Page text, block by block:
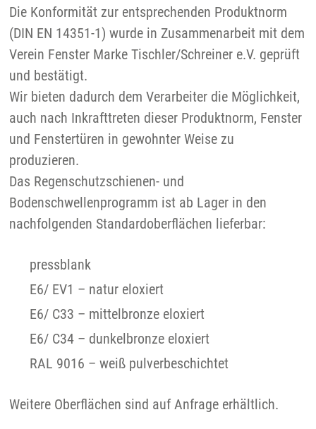
Die Konformität zur entsprechenden Produktnorm
(DIN EN 14351-1) wurde in Zusammenarbeit mit dem
Verein Fenster Marke Tischler/Schreiner e.V. geprüft
und bestätigt.
Wir bieten dadurch dem Verarbeiter die Möglichkeit,
auch nach Inkrafttreten dieser Produktnorm, Fenster
und Fenstertüren in gewohnter Weise zu
produzieren.
Das Regenschutzschienen- und
Bodenschwellenprogramm ist ab Lager in den
nachfolgenden Standardoberflächen lieferbar:
pressblank
E6/ EV1 – natur eloxiert
E6/ C33 – mittelbronze eloxiert
E6/ C34 – dunkelbronze eloxiert
RAL 9016 – weiß pulverbeschichtet
Weitere Oberflächen sind auf Anfrage erhältlich.